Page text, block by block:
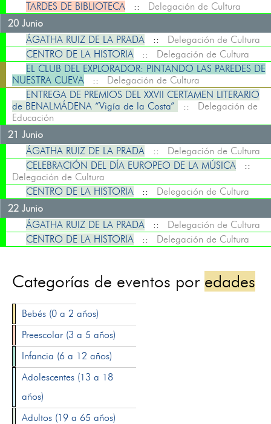
TARDES DE BIBLIOTECA :: Delegación de Cultura
20 Junio
ÁGATHA RUIZ DE LA PRADA :: Delegación de Cultura
CENTRO DE LA HISTORIA :: Delegación de Cultura
EL CLUB DEL EXPLORADOR: PINTANDO LAS PAREDES DE
NUESTRA CUEVA :: Delegación de Cultura
ENTREGA DE PREMIOS DEL XXVII CERTAMEN LITERARIO
de BENALMÁDENA “Vigía de la Costa”
:: Delegación de
Educación
21 Junio
ÁGATHA RUIZ DE LA PRADA :: Delegación de Cultura
CELEBRACIÓN DEL DÍA EUROPEO DE LA MÚSICA ::
Delegación de Cultura
CENTRO DE LA HISTORIA :: Delegación de Cultura
22 Junio
ÁGATHA RUIZ DE LA PRADA :: Delegación de Cultura
CENTRO DE LA HISTORIA :: Delegación de Cultura
Categorías de eventos por edades
Bebés (0 a 2 años)
Preescolar (3 a 5 años)
Infancia (6 a 12 años)
Adolescentes (13 a 18
años)
Adultos (19 a 65 años)